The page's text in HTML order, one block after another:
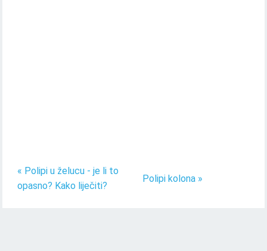
« Polipi u želucu - je li to
opasno? Kako liječiti?
Polipi kolona »